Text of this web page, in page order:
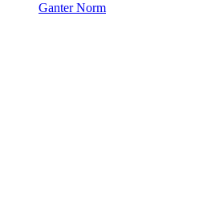
Ganter Norm